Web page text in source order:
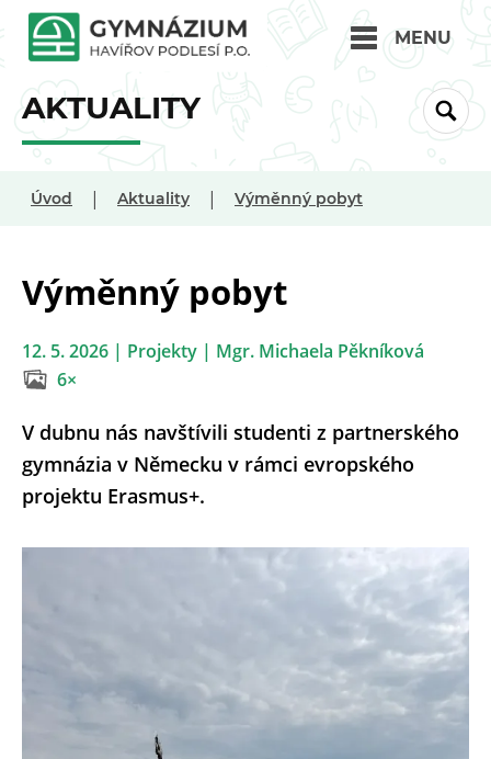
MENU
AKTUALITY
Úvod | Aktuality | Výměnný pobyt
Výměnný pobyt
12. 5. 2026 | Projekty | Mgr. Michaela Pěkníková
6×
V dubnu nás navštívili studenti z partnerského
gymnázia v Německu v rámci evropského
projektu Erasmus+.